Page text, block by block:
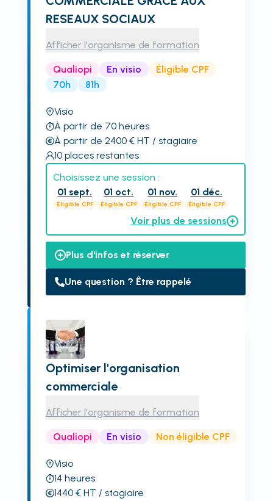
RESEAUX SOCIAUX
Afficher l'organisme de formation
Qualiopi En visio
Éligible CPF
70h
81h
Visio
À partir de 70 heures
À partir de 2400€ HT / stagiaire
10 places restantes
Choisissez une session :
01 sept.
Éligible CPF
01 oct.
Éligible CPF
01 nov.
Éligible CPF
01 déc.
Éligible CPF
Voir plus de sessions
Plus d'infos et réserver
Une question ? Être rappelé
Optimiser l'organisation
commerciale
Afficher l'organisme de formation
Qualiopi En visio Non éligible CPF
Visio
14 heures
1440€ HT / stagiaire